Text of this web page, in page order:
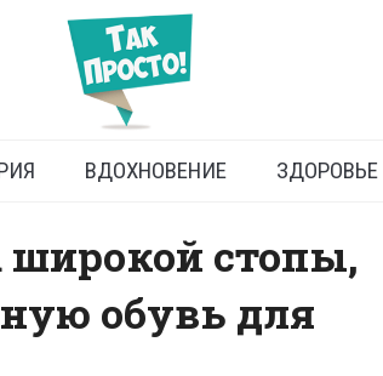
женскую
ногу
ВДОХНОВЕНИЕ ЗДОРОВЬЕ
широкой стопы,
обувь для